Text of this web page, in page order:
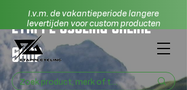
I.v.m. de vakantieperiode langere
levertijden voor custom producten
ETAPPE CYCLING ONLINE
SHOP